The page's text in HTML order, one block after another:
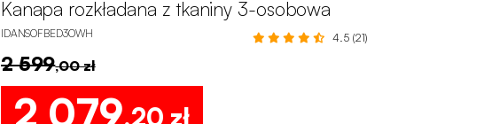
Kanapa rozkładana z tkaniny 3-osobowa
IDANSOFBED3OWH 4.5 (21)
2 599,00 zł
2 079,20 zł